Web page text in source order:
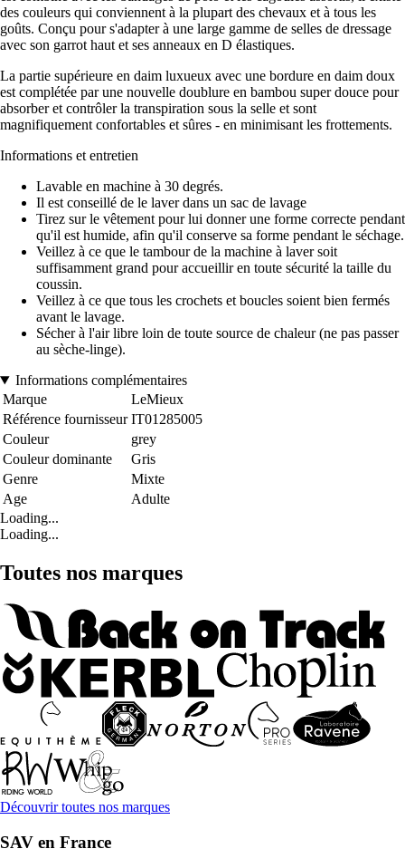
des couleurs qui conviennent à la plupart des chevaux et à tous les
goûts. Conçu pour s'adapter à une large gamme de selles de dressage
avec son garrot haut et ses anneaux en D élastiques.
La partie supérieure en daim luxueux avec une bordure en daim doux
est complétée par une nouvelle doublure en bambou super douce pour
absorber et contrôler la transpiration sous la selle et sont
magnifiquement confortables et sûres - en minimisant les frottements.
Informations et entretien
Lavable en machine à 30 degrés.
Il est conseillé de le laver dans un sac de lavage
Tirez sur le vêtement pour lui donner une forme correcte pendant
qu'il est humide, afin qu'il conserve sa forme pendant le séchage.
Veillez à ce que le tambour de la machine à laver soit
suffisamment grand pour accueillir en toute sécurité la taille du
coussin.
Veillez à ce que tous les crochets et boucles soient bien fermés
avant le lavage.
Sécher à l'air libre loin de toute source de chaleur (ne pas passer
au sèche-linge).
Informations complémentaires
Marque
LeMieux
Référence fournisseur IT01285005
Couleur
grey
Couleur dominante
Gris
Genre
Mixte
Age
Adulte
Loading...
Loading...
Toutes nos marques
Découvrir toutes nos marques
SAV en France